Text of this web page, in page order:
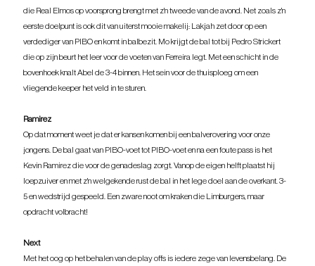
die Real Elmos op voorsprong brengt met z'n tweede van de avond. Net zoals z'n
eerste doelpunt is ook dit van uiterst mooie makelij: Lakjah zet door op een
verdediger van PIBO en komt in balbezit. Mo krijgt de bal tot bij Pedro Strickert
die op zijn beurt het leer voor de voeten van Ferreira legt. Met een schicht in de
bovenhoek knalt Abel de 3-4 binnen. Het sein voor de thuisploeg om een
vliegende keeper het veld in te sturen.
Ramirez
Op dat moment weet je dat er kansen komen bij een balverovering voor onze
jongens. De bal gaat van PIBO-voet tot PIBO-voet en na een foute pass is het
Kevin Ramirez die voor de genadeslag zorgt. Vanop de eigen helft plaatst hij
loepzuiver en met z'n welgekende rust de bal in het lege doel aan de overkant. 3-
5 en wedstrijd gespeeld. Een zware noot om kraken die Limburgers, maar
opdracht volbracht!
Next
Met het oog op het behalen van de play offs is iedere zege van levensbelang. De